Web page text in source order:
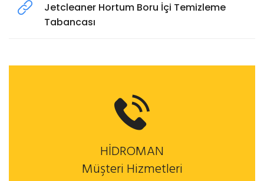
Jetcleaner Hortum Boru İçi Temizleme
Tabancası
HİDROMAN
Müşteri Hizmetleri